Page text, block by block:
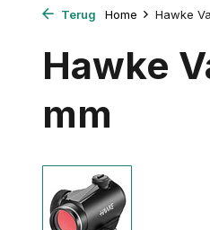
Terug Home Hawke
Hawke
mm